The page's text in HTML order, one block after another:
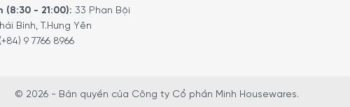
(8:30 - 21:00): 33 Phan Bội
Bình, T.Hưng Yên
(+84) 9 7766 8966
© 2026 - Bản quyền của Công ty Cổ phần Minh Housewares.